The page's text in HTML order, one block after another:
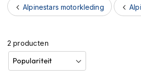
B
l
t
o
o
t
2 producten
Alpinestars motorkleding